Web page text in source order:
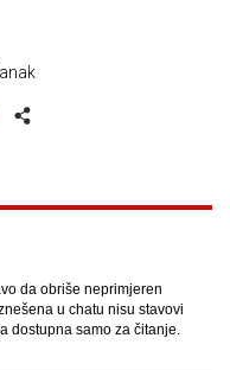
da obriše neprimjeren
u chatu nisu stavovi
dostupna samo za čitanje.